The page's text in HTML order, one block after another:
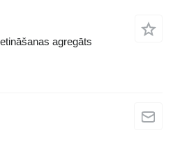
agregāts